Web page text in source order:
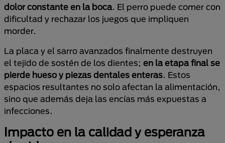
dolor constante en la boca. El perro puede comer con
dificultad y rechazar los juegos que impliquen
morder.
La placa y el sarro avanzados finalmente destruyen
el tejido de sostén de los dientes; en la etapa final se
pierde hueso y piezas dentales enteras. Estos
espacios resultantes no solo afectan la alimentación,
sino que además deja las encías más expuestas a
infecciones.
Impacto en la calidad y esperanza